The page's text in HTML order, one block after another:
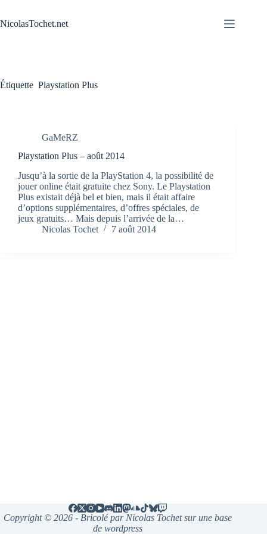
contenu
NicolasTochet.net
Étiquette Playstation Plus
GaMeRZ
Playstation Plus – août 2014
Jusqu’à la sortie de la PlayStation 4, la possibilité de
jouer online était gratuite chez Sony. Le Playstation
Plus existait déjà bel et bien, mais il était affaire
d’options supplémentaires, d’offres spéciales, de
jeux gratuits… Mais depuis l’arrivée de la…
Nicolas Tochet
7 août 2014
Copyright © 2026 - Bricolé par Nicolas Tochet sur une base
de wordpress